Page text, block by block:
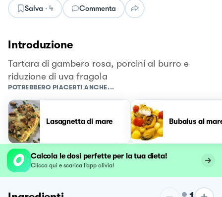
Salva · 4 Commenta
Introduzione
Tartara di gambero rosa, porcini al burro e
riduzione di uva fragola
POTREBBERO PIACERTI ANCHE...
Lasagnetta di mare Bubalus al
Calcola le dosi perfette per la tua dieta!
Clicca qui e scarica l’app olivia!